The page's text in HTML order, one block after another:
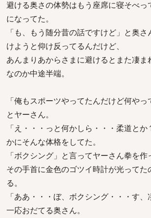
避ける奥さの体勢はもう座席に寝そべっ
になってた。
「も、もう随分昔の話ですけど」と奥
けようと仰け反ってるんだけど、
あんまりあからさまに避けるとまた凄ま
なのか中途半端。
「俺もスポーツやってたんだけど何やっ
とヤーさん。
「え・・・っと何かしら・・・柔道と
かにそんな体格をしてた。
「ボクシング」と言ってヤーさん拳を作
その手首に金色のゴツイ時計が光ってた
る。
「ああ・・・ぼ、ボクシング・・・す
一応おだてる奥さん。